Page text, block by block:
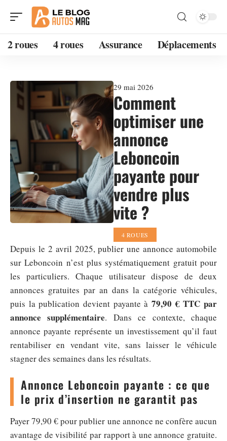
2 roues 4 roues Assurance Déplacements
29 mai 2026
Comment
optimiser une
annonce
Leboncoin
payante pour
vendre plus
vite ?
4 ROUES
Depuis le 2 avril 2025, publier une annonce automobile
sur Leboncoin n’est plus systématiquement gratuit pour
les particuliers. Chaque utilisateur dispose de deux
annonces gratuites par an dans la catégorie véhicules,
puis la publication devient payante à 79,90 € TTC par
annonce supplémentaire. Dans ce contexte, chaque
annonce payante représente un investissement qu’il faut
rentabiliser en vendant vite, sans laisser le véhicule
stagner des semaines dans les résultats.
Annonce Leboncoin payante : ce que
le prix d’insertion ne garantit pas
Payer 79,90 € pour publier une annonce ne confère aucun
avantage de visibilité par rapport à une annonce gratuite.